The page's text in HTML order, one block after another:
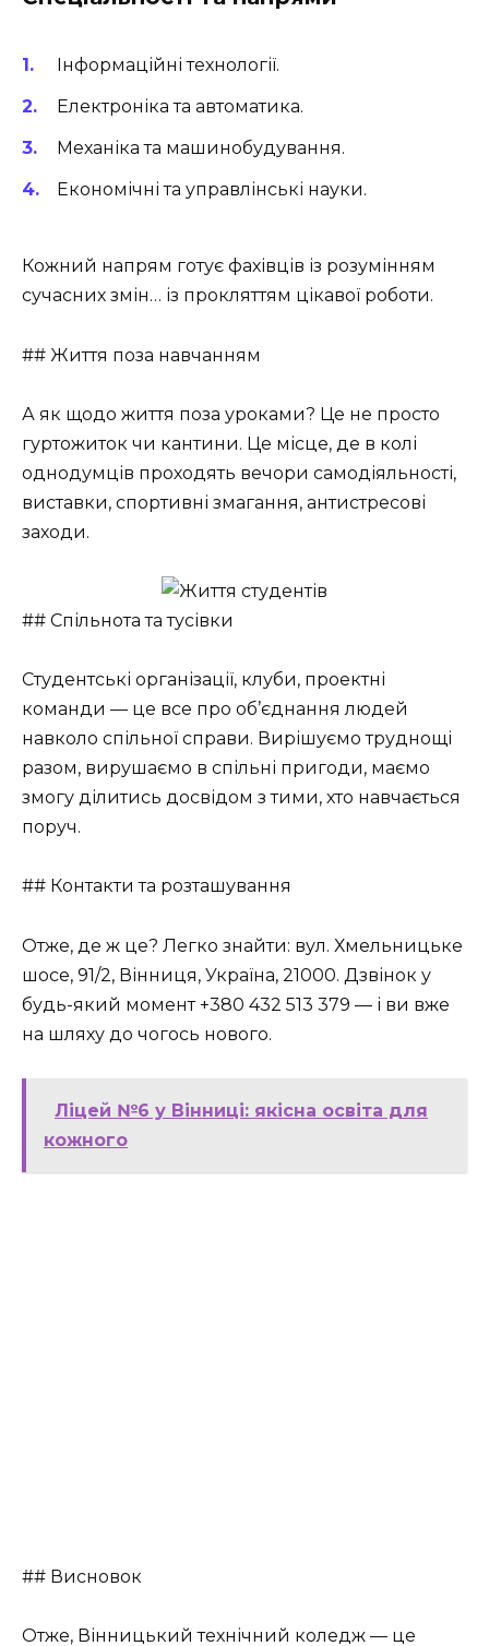
Інформаційні технології.
Електроніка та автоматика.
Механіка та машинобудування.
Економічні та управлінські науки.
Кожний напрям готує фахівців із розумінням
сучасних змін… із прокляттям цікавої роботи.
## Життя поза навчанням
А як щодо життя поза уроками? Це не просто
гуртожиток чи кантини. Це місце, де в колі
однодумців проходять вечори самодіяльності,
виставки, спортивні змагання, антистресові
заходи.
## Спільнота та тусівки
Студентські організації, клуби, проектні
команди — це все про об’єднання людей
навколо спільної справи. Вирішуємо труднощі
разом, вирушаємо в спільні пригоди, маємо
змогу ділитись досвідом з тими, хто навчається
поруч.
## Контакти та розташування
Отже, де ж це? Легко знайти: вул. Хмельницьке
шосе, 91/2, Вінниця, Україна, 21000. Дзвінок у
будь-який момент +380 432 513 379 — і ви вже
на шляху до чогось нового.
Ліцей №6 у Вінниці: якісна освіта для
кожного
## Висновок
Отже, Вінницький технічний коледж — це